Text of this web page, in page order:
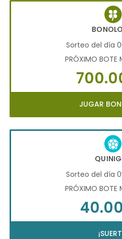
Sorteo del día
PRÓXIMO BOTE
JUGAR
Sorteo del día
PRÓXIMO BOTE